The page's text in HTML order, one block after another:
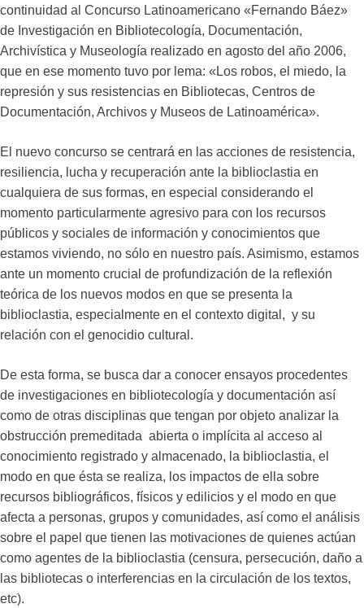
continuidad al Concurso Latinoamericano «Fernando Báez»
de Investigación en Bibliotecología, Documentación,
Archivística y Museología realizado en agosto del año 2006,
que en ese momento tuvo por lema: «Los robos, el miedo, la
represión y sus resistencias en Bibliotecas, Centros de
Documentación, Archivos y Museos de Latinoamérica».
El nuevo concurso se centrará en las acciones de resistencia,
resiliencia, lucha y recuperación ante la biblioclastia en
cualquiera de sus formas, en especial considerando el
momento particularmente agresivo para con los recursos
públicos y sociales de información y conocimientos que
estamos viviendo, no sólo en nuestro país. Asimismo, estamos
ante un momento crucial de profundización de la reflexión
teórica de los nuevos modos en que se presenta la
biblioclastia, especialmente en el contexto digital, y su
relación con el genocidio cultural.
De esta forma, se busca dar a conocer ensayos procedentes
de investigaciones en bibliotecología y documentación así
como de otras disciplinas que tengan por objeto analizar la
obstrucción premeditada abierta o implícita al acceso al
conocimiento registrado y almacenado, la biblioclastia, el
modo en que ésta se realiza, los impactos de ella sobre
recursos bibliográficos, físicos y edilicios y el modo en que
afecta a personas, grupos y comunidades, así como el análisis
sobre el papel que tienen las motivaciones de quienes actúan
como agentes de la biblioclastia (censura, persecución, daño a
las bibliotecas o interferencias en la circulación de los textos,
etc).